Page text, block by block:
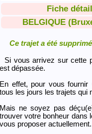
Fiche
BELGIQUE
Ce trajet a été
Si vous arrivez sur cette
est dépassée.
En effet, pour vous fournir
tous les jours les trajets qui
Mais ne soyez pas
trouver votre bonheur dans
vous proposer actuellement.